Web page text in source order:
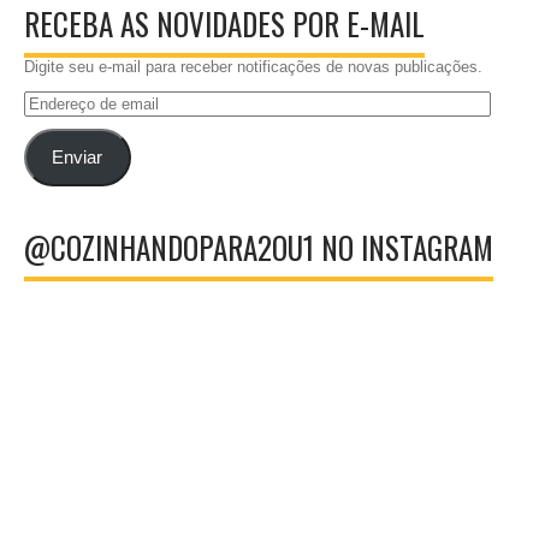
RECEBA AS NOVIDADES POR E-MAIL
Digite seu e-mail para receber notificações de novas publicações.
Endereço
emailEnviar
@COZINHANDOPARA2OU1 NO INSTAGRAM